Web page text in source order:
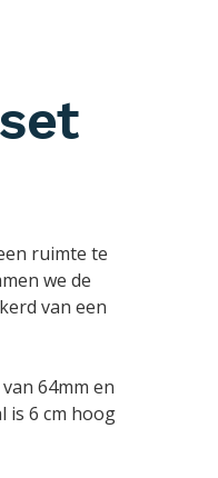
ruimte te
we de
van een
64mm en
is 6 cm hoog